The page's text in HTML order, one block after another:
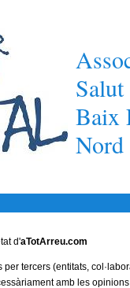
Baix
Nord
d'aTotArreu.com
tercers (entitats,
amb les